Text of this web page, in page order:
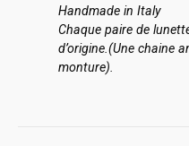
Handmade in Italy
Chaque paire de
d’origine.(Une chaine
monture).